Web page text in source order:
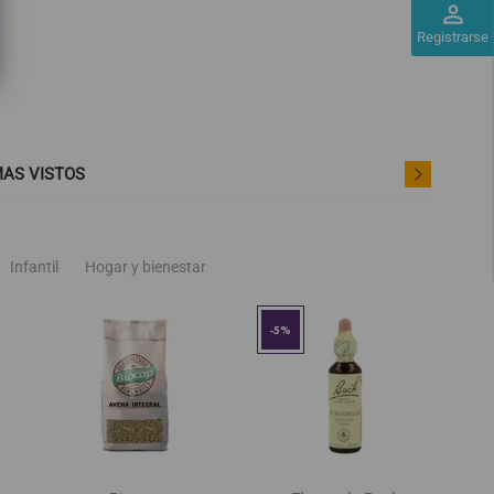
perm_identity
Registrarse
VISTOS
Infantil Hogar y bienestar
-5%